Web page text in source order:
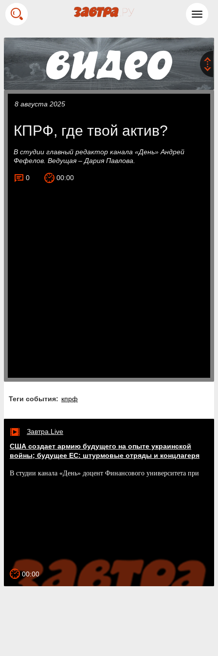
8 августа 2025
КПРФ, где твой актив?
В студии главный редактор канала «День» Андрей
Фефелов. Ведущая – Дария Павлова.
0 00:00
Теги события: кпрф
Завтра.Live
США создает армию будущего на опыте украинской
войны; будущее ЕС: штурмовые отряды и концлагеря
В студии канала «День» доцент Финансового университета при
00:00